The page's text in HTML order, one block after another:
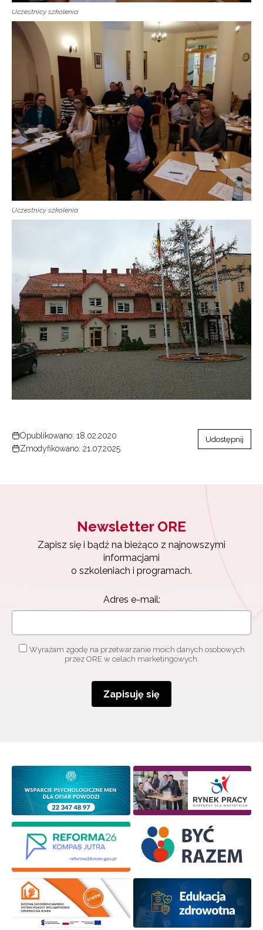
Uczestnicy szkolenia
Uczestnicy szkolenia
Opublikowano: 18.02.2020
Zmodyfikowano: 21.07.2025
Udostępnij
Newsletter ORE
Zapisz się i bądź na bieżąco z najnowszymi
informacjami
o szkoleniach i programach.
Adres e-mail:
Wyrażam zgodę na przetwarzanie moich danych osobowych
przez ORE w celach marketingowych.
Zapisuję się
Newsletter ORE
Zapisz się i bądź na bieżąco z najnowszymi
informacjami
o szkoleniach i programach.
Adres e-mail:
Wyrażam zgodę na przetwarzanie moich danych
osobowych przez ORE w celach marketingowych.
Zapisuję się